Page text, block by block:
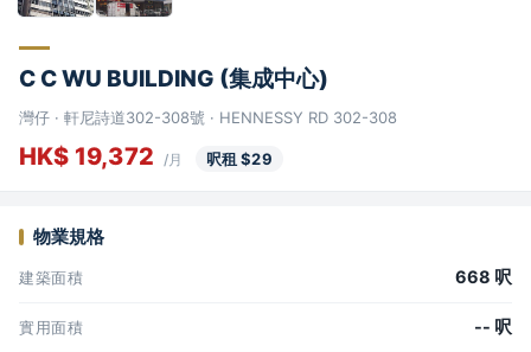
C C WU BUILDING (集成中心)
灣仔 · 軒尼詩道302-308號 · HENNESSY RD 302-308
HK$ 19,372 /月 呎租 $29
物業規格
建築面積 668 呎
實用面積 -- 呎